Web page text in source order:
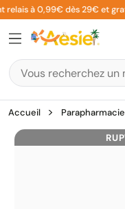
Aller
au
contenu
à 0,99€ dès 29€ et
Accueil Parapharmacie